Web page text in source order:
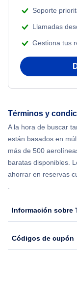
Flights from
Flights from
Flights from Nueva
Flights from Nueva
Adventure
Soporte
Llamadas
Gestiona tus
Términos y
A la hora de buscar
están basados en
más de 500
baratas disponibles.
ahorrar en reservas
.
Información sobre
Códigos de cupón